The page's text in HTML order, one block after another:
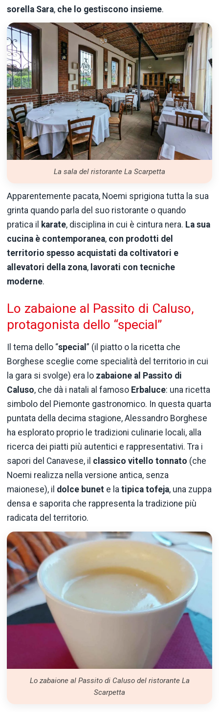
sorella Sara, che lo gestiscono insieme.
La sala del ristorante La Scarpetta
Apparentemente pacata, Noemi sprigiona tutta la sua
grinta quando parla del suo ristorante o quando
pratica il karate, disciplina in cui è cintura nera. La sua
cucina è contemporanea, con prodotti del
territorio spesso acquistati da coltivatori e
allevatori della zona, lavorati con tecniche
moderne.
Lo zabaione al Passito di Caluso,
protagonista dello “special”
Il tema dello “special ” (il piatto o la ricetta che
Borghese sceglie come specialità del territorio in cui
la gara si svolge) era lo zabaione al Passito di
Caluso, che dà i natali al famoso Erbaluce: una ricetta
simbolo del Piemonte gastronomico. In questa quarta
puntata della decima stagione, Alessandro Borghese
ha esplorato proprio le tradizioni culinarie locali, alla
ricerca dei piatti più autentici e rappresentativi. Tra i
sapori del Canavese, il classico vitello tonnato (che
Noemi realizza nella versione antica, senza
maionese), il dolce bunet e la tipica tofeja, una zuppa
densa e saporita che rappresenta la tradizione più
radicata del territorio.
Lo zabaione al Passito di Caluso del ristorante La
Scarpetta